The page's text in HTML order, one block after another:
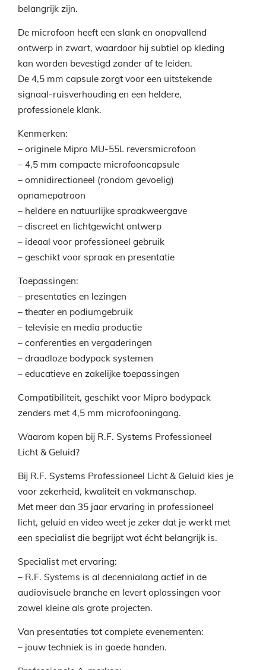
belangrijk zijn.
De microfoon heeft een slank en onopvallend
ontwerp in zwart, waardoor hij subtiel op kleding
kan worden bevestigd zonder af te leiden.
De 4,5 mm capsule zorgt voor een uitstekende
signaal-ruisverhouding en een heldere,
professionele klank.
Kenmerken:
– originele Mipro MU-55L reversmicrofoon
– 4,5 mm compacte microfooncapsule
– omnidirectioneel (rondom gevoelig)
opnamepatroon
– heldere en natuurlijke spraakweergave
– discreet en lichtgewicht ontwerp
– ideaal voor professioneel gebruik
– geschikt voor spraak en presentatie
Toepassingen:
– presentaties en lezingen
– theater en podiumgebruik
– televisie en media productie
– conferenties en vergaderingen
– draadloze bodypack systemen
– educatieve en zakelijke toepassingen
Compatibiliteit, geschikt voor Mipro bodypack
zenders met 4,5 mm microfooningang.
Waarom kopen bij R.F. Systems Professioneel
Licht & Geluid?
Bij R.F. Systems Professioneel Licht & Geluid kies je
voor zekerheid, kwaliteit en vakmanschap.
Met meer dan 35 jaar ervaring in professioneel
licht, geluid en video weet je zeker dat je werkt met
een specialist die begrijpt wat écht belangrijk is.
Specialist met ervaring:
– R.F. Systems is al decennialang actief in de
audiovisuele branche en levert oplossingen voor
zowel kleine als grote projecten.
Van presentaties tot complete evenementen:
– jouw techniek is in goede handen.